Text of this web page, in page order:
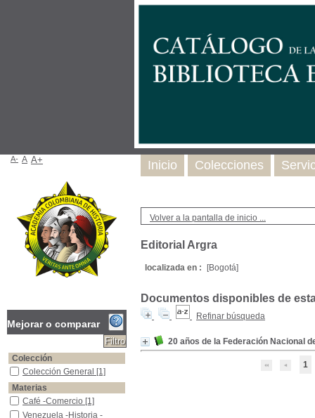
Volver a la pantalla de inicio ...
Editorial Argra
localizada en : [Bogotá]
Documentos disponibles de
Refinar búsqueda
20 años de la Federación Nacional
1
Inicio Colecciones
A- A A+
Mejorar o comparar
Colección
Colección General
Colección General [1]
Materias
Café -Comercio
Café -Comercio [1]
Venezuela -Historia -Colonia, 1556-1810
Venezuela -Historia -